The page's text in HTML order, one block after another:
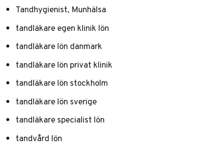
Tandhygienist, Munhälsa
tandläkare egen klinik lön
tandläkare lön danmark
tandläkare lön privat klinik
tandläkare lön stockholm
tandläkare lön sverige
tandläkare specialist lön
tandvård lön